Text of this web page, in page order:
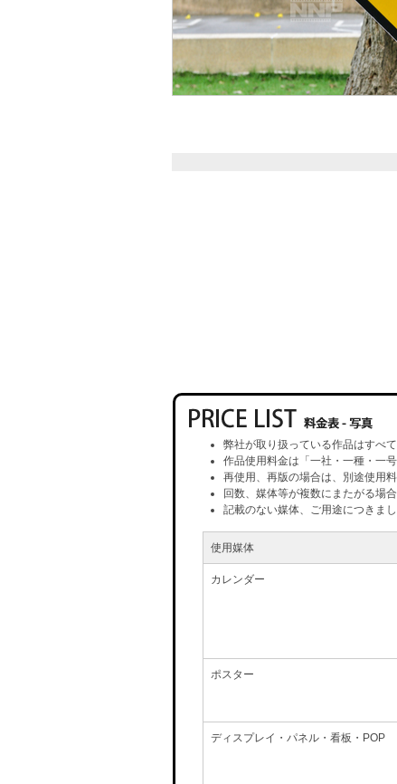
弊社が取り扱っている作品はすべ
作品使用料金は「一社・一種・一
再使用、再版の場合は、別途使用
回数、媒体等が複数にまたがる場
記載のない媒体、ご用途につきま
使用媒体
カレンダー
ポスター
ディスプレイ・パネル・看板・POP